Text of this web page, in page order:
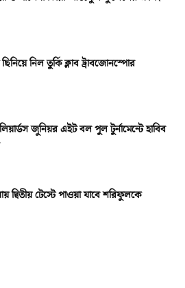
নিল তুর্কি ক্লাব ট্রাবজোনস্পোর
জুনিয়র এইট বল পুল টুর্নামেন্টে হাবিব
দ্বিতীয় টেস্টে পাওয়া যাবে শরিফুলকে